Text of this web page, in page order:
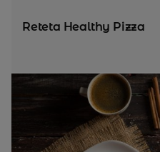
Reteta Healthy Pizza